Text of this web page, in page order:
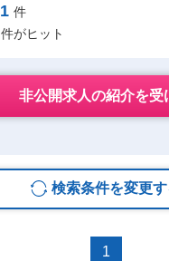
1 件
件がヒット
非公開求人の紹介を受
検索条件を変更す
1